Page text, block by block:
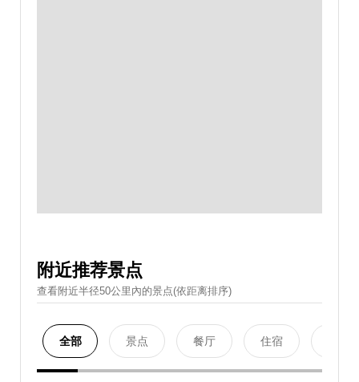
附近推荐景点
查看附近半径50公里內的景点(依距离排序)
全部 景点 餐厅 住宿